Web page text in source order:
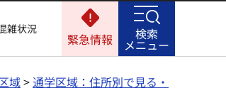
雑状況
緊急情報 検索
メニュー
域>通学区域：住所別で見る・